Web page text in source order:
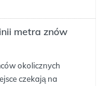
metra znów
okolicznych
czekają na